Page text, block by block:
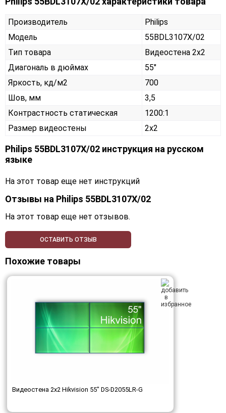
Производитель
Philips
Модель
55BDL3107X/02
Тип товара
Видеостена 2х2
Диагональ в дюймах
55"
Яркость, кд/м2
700
Шов, мм
3,5
Контрастность статическая
1200:1
Размер видеостены
2x2
Philips 55BDL3107X/02 инструкция на русском
языке
На этот товар еще нет инструкций
Отзывы на Philips 55BDL3107X/02
На этот товар еще нет отзывов.
ОСТАВИТЬ ОТЗЫВ
Похожие товары
Видеостена 2x2 Hikvision 55" DS-D2055LR-G